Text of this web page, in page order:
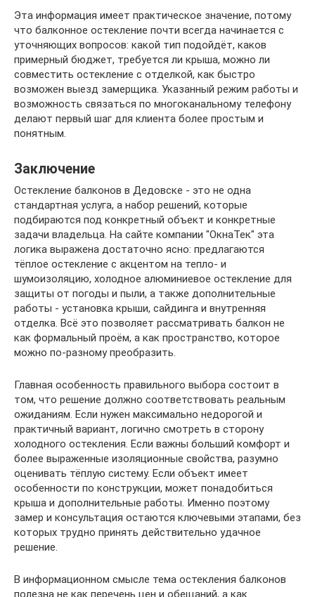
Эта информация имеет практическое значение, потому
что балконное остекление почти всегда начинается с
уточняющих вопросов: какой тип подойдёт, каков
примерный бюджет, требуется ли крыша, можно ли
совместить остекление с отделкой, как быстро
возможен выезд замерщика. Указанный режим работы и
возможность связаться по многоканальному телефону
делают первый шаг для клиента более простым и
понятным.
Заключение
Остекление балконов в Дедовске - это не одна
стандартная услуга, а набор решений, которые
подбираются под конкретный объект и конкретные
задачи владельца. На сайте компании "ОкнаТек" эта
логика выражена достаточно ясно: предлагаются
тёплое остекление с акцентом на тепло- и
шумоизоляцию, холодное алюминиевое остекление для
защиты от погоды и пыли, а также дополнительные
работы - установка крыши, сайдинга и внутренняя
отделка. Всё это позволяет рассматривать балкон не
как формальный проём, а как пространство, которое
можно по-разному преобразить.
Главная особенность правильного выбора состоит в
том, что решение должно соответствовать реальным
ожиданиям. Если нужен максимально недорогой и
практичный вариант, логично смотреть в сторону
холодного остекления. Если важны больший комфорт и
более выраженные изоляционные свойства, разумно
оценивать тёплую систему. Если объект имеет
особенности по конструкции, может понадобиться
крыша и дополнительные работы. Именно поэтому
замер и консультация остаются ключевыми этапами, без
которых трудно принять действительно удачное
решение.
В информационном смысле тема остекления балконов
полезна не как перечень цен и обещаний, а как